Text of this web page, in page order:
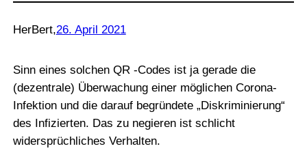
HerBert,26. April 2021
Sinn eines solchen QR ‑Codes ist ja gerade die
(dezentrale) Überwachung einer möglichen Corona-
Infektion und die darauf begründete „Diskriminierung“
des Infizierten. Das zu negieren ist schlicht
widersprüchliches Verhalten.